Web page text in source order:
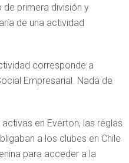
primera división y
de una actividad
corresponde a
Empresarial. Nada de
en Everton, las reglas
a los clubes en Chile
para acceder a la